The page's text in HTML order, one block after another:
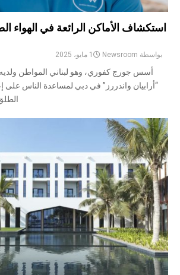
استكشاف الأماكن الرائعة في الهواء
بواسطة Newsroom 1 مايو، 2025
أسس جورج كفوري، وهو لبناني المواطن
“أرابيان واندررز” في دبي لمساعدة الناس على